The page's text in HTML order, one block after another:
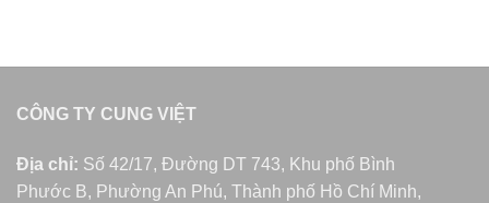
CÔNG TY CUNG VIỆT
Địa chỉ: Số 42/17, Đường DT 743, Khu phố Bình
Phước B, Phường An Phú, Thành phố Hồ Chí Minh,